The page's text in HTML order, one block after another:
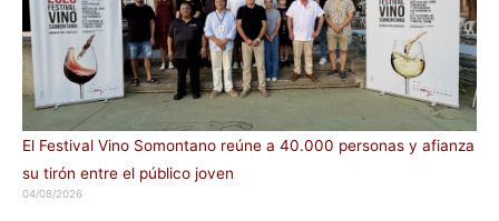
El Festival Vino Somontano reúne a 40.000 personas y afianza
su tirón entre el público joven
04/08/2026